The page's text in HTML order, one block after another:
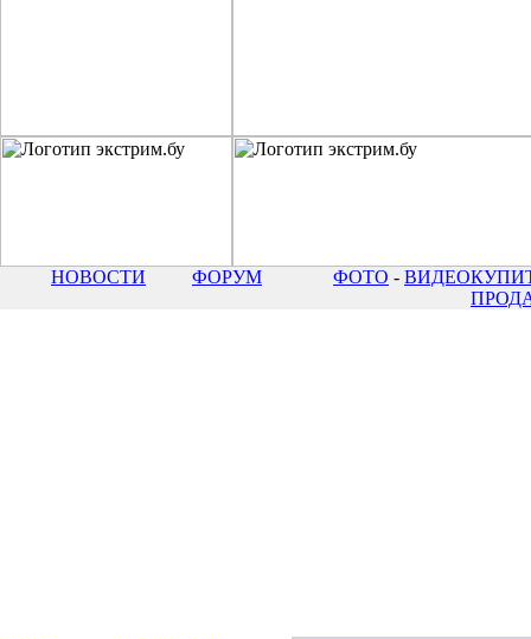
НОВОСТИ ФОРУМ ФОТО - ВИДЕО